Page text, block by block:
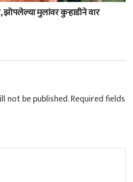
मुलांवर कुऱ्हाडीने वार
not be published.Required fields